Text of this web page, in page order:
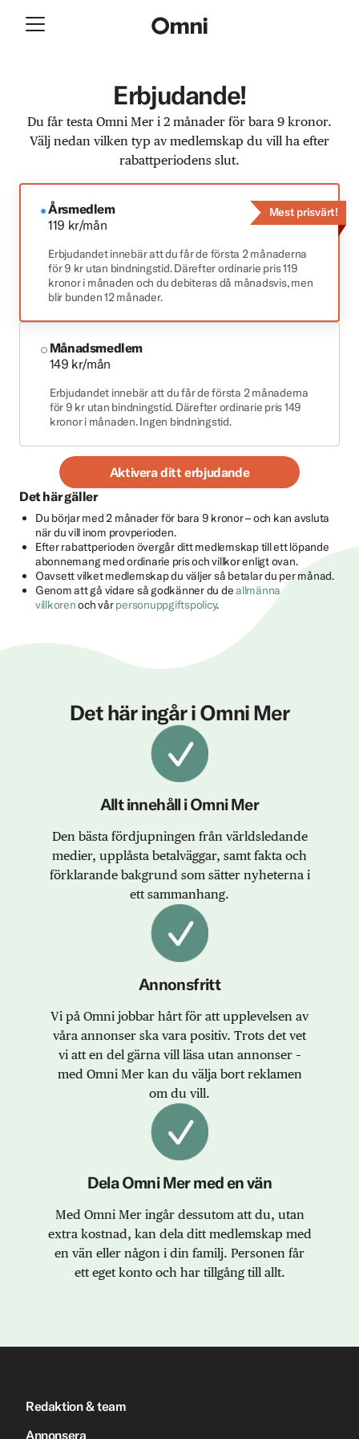
Erbjudande!
Du får testa Omni Mer i 2 månader för bara 9 kronor.
Välj nedan vilken typ av medlemskap du vill ha efter
rabattperiodens slut.
Årsmedlem
119 kr/mån
Erbjudandet innebär att du får de första 2 månaderna
för 9 kr utan bindningstid. Därefter ordinarie pris 119
kronor i månaden och du debiteras då månadsvis, men
blir bunden 12 månader.
Mest prisvärt!
Månadsmedlem
149 kr/mån
Erbjudandet innebär att du får de första 2 månaderna
för 9 kr utan bindningstid. Därefter ordinarie pris 149
kronor i månaden. Ingen bindningstid.
Aktivera ditt erbjudande
Det här gäller
Du börjar med 2 månader för bara 9 kronor – och kan avsluta
när du vill inom provperioden.
Efter rabattperioden övergår ditt medlemskap till ett löpande
abonnemang med ordinarie pris och villkor enligt ovan.
Oavsett vilket medlemskap du väljer så betalar du per månad.
Genom att gå vidare så godkänner du deallmänna
villkorenoch vårpersonuppgiftspolicy.
Det här ingår i Omni Mer
Allt innehåll i Omni Mer
Den bästa fördjupningen från världsledande
medier, upplåsta betalväggar, samt fakta och
förklarande bakgrund som sätter nyheterna i
ett sammanhang.
Annonsfritt
Vi på Omni jobbar hårt för att upplevelsen av
våra annonser ska vara positiv. Trots det vet
vi att en del gärna vill läsa utan annonser –
med Omni Mer kan du välja bort reklamen
om du vill.
Dela Omni Mer med en vän
Med Omni Mer ingår dessutom att du, utan
extra kostnad, kan dela ditt medlemskap med
en vän eller någon i din familj. Personen får
ett eget konto och har tillgång till allt.
Redaktion & team
Annonsera